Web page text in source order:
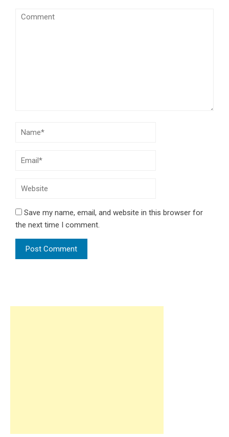
Save my name, email, and website in this browser for
the next time I comment.